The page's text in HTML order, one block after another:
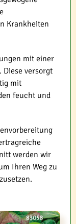
Krankheiten
mit einer
versorgt
mit
feucht und
werden wir
Ihren Weg zu